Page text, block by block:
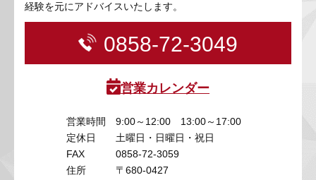
経験を元にアドバイスいたします。
0858-72-3049
営業カレンダー
営業時間
9:00～12:00 13:00～17:00
定休日
土曜日・日曜日・祝日
FAX
0858-72-3059
住所
〒680-0427